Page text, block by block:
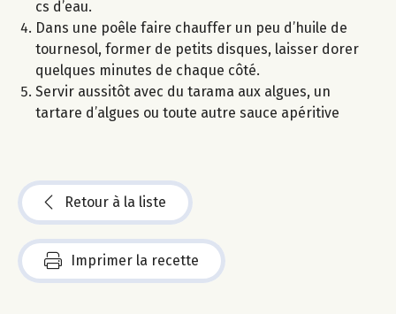
cs d’eau.
Dans une poêle faire chauffer un peu d’huile de
tournesol, former de petits disques, laisser dorer
quelques minutes de chaque côté.
Servir aussitôt avec du tarama aux algues, un
tartare d’algues ou toute autre sauce apéritive
Retour à la liste
Imprimer la recette